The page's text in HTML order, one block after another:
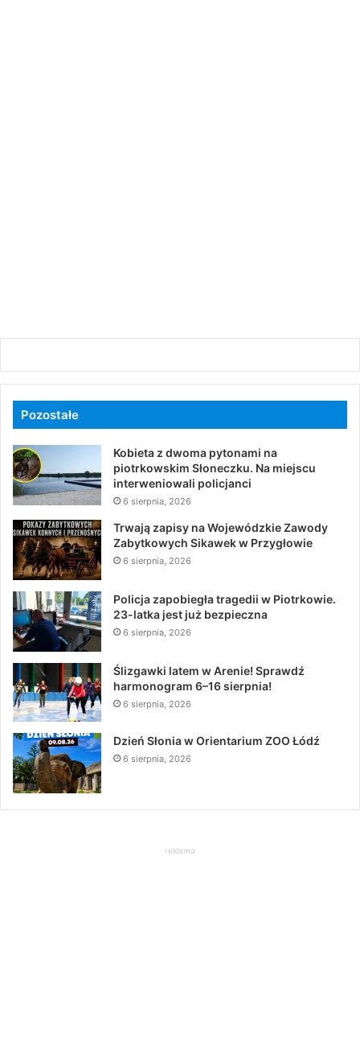
Pozostałe
Kobieta z dwoma pytonami na
piotrkowskim Słoneczku. Na miejscu
interweniowali policjanci
6 sierpnia, 2026
Trwają zapisy na Wojewódzkie Zawody
Zabytkowych Sikawek w Przygłowie
6 sierpnia, 2026
Policja zapobiegła tragedii w Piotrkowie.
23-latka jest już bezpieczna
6 sierpnia, 2026
Ślizgawki latem w Arenie! Sprawdź
harmonogram 6–16 sierpnia!
6 sierpnia, 2026
Dzień Słonia w Orientarium ZOO Łódź
6 sierpnia, 2026
reklama